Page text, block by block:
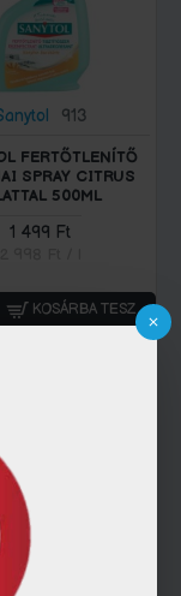
913
FERTŐTLENÍTŐ
SPRAY CITRUS
500ML
1 499 Ft
KOSÁRBA TESZ